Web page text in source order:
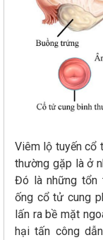
Viêm lộ tuyến cổ
thường gặp là ở
Đó là những tổn
ống cổ tử cung
lấn ra bề mặt
hại tấn công